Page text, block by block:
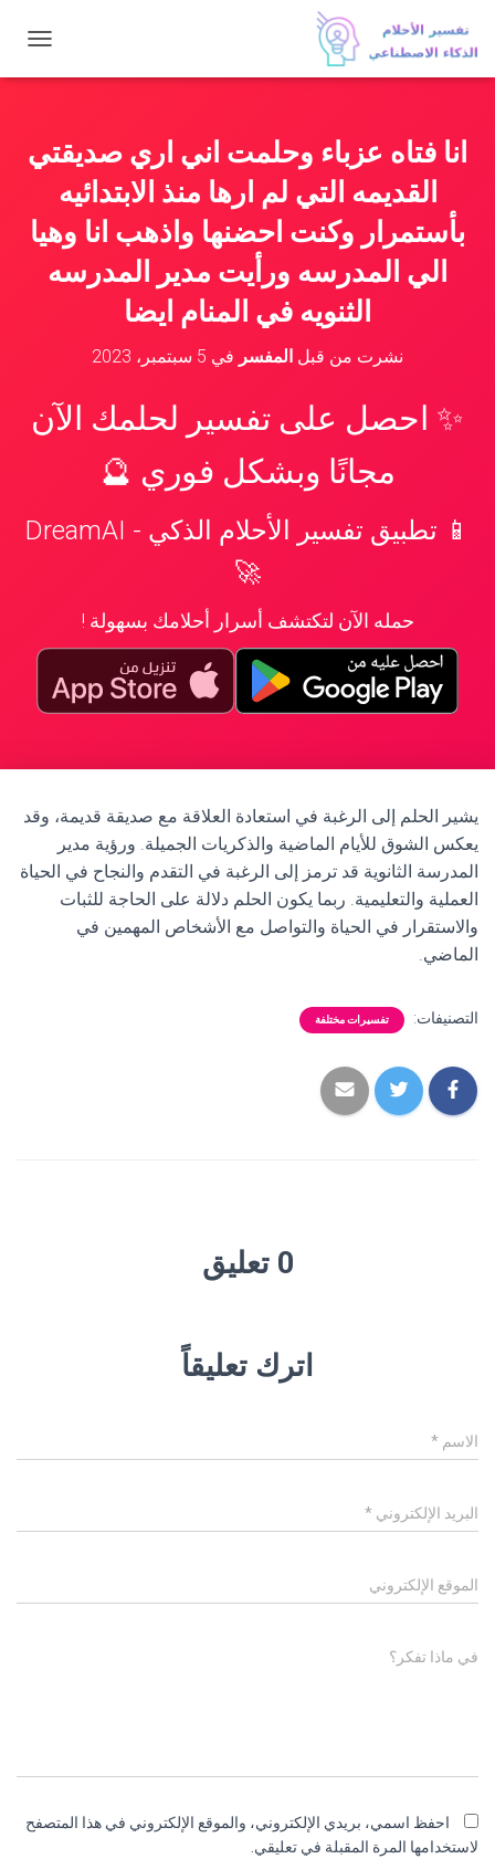
ب
ا
ن
ق
انا فتاه عزباء وحلمت اني اري صديقتي
القديمه التي لم ارها منذ الابتدائيه
بأستمرار وكنت احضنها واذهب انا وهيا
الي المدرسه ورأيت مدير المدرسه
الثنويه في المنام ايضا
نشرت من قبل المفسر في 5 سبتمبر، 2023
✨ احصل على تفسير لحلمك الآن
مجانًا وبشكل فوري 🔮
📱 تطبيق تفسير الأحلام الذكي - DreamAI
🚀
حمله الآن لتكتشف أسرار أحلامك بسهولة !
يشير الحلم إلى الرغبة في استعادة العلاقة مع صديقة قديمة، وقد
يعكس الشوق للأيام الماضية والذكريات الجميلة. ورؤية مدير
المدرسة الثانوية قد ترمز إلى الرغبة في التقدم والنجاح في الحياة
العملية والتعليمية. ربما يكون الحلم دلالة على الحاجة للثبات
والاستقرار في الحياة والتواصل مع الأشخاص المهمين في
الماضي.
التصنيفات: تفسيرات مختلفة
0 تعليق
اترك تعليقاً
الاسم *
البريد الإلكتروني *
الموقع الإلكتروني
في ماذا تفكر؟
احفظ اسمي، بريدي الإلكتروني، والموقع الإلكتروني في هذا المتصفح
لاستخدامها المرة المقبلة في تعليقي.